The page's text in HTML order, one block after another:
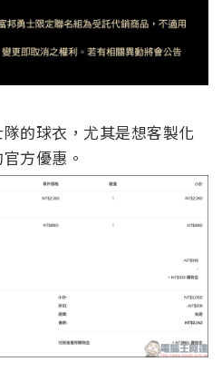
的球衣，尤其是想客製化
方優惠。